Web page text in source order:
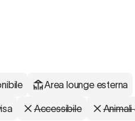
Area lounge esterna
Accessibile Animali